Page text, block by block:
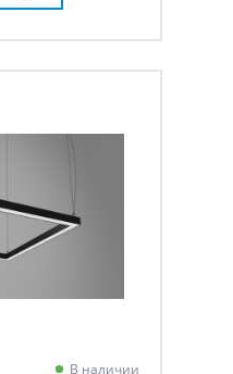
В наличии